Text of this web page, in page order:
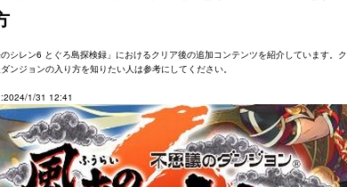
シレン6 とぐろ島探検録」におけるクリア後の追加コンテンツを紹介しています。ク
ンジョンの入り方を知りたい人は参考にしてください。
1/31 12:41